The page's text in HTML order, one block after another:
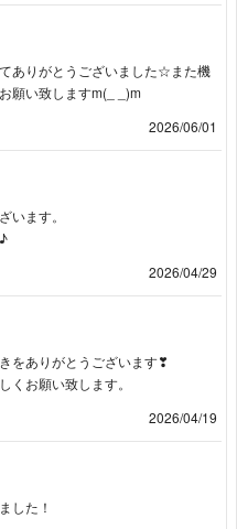
ありがとうございました☆また機
願い致しますm(_ _)m
2026/06/01
います。
2026/04/29
をありがとうございます❣
くお願い致します。
2026/04/19
した！